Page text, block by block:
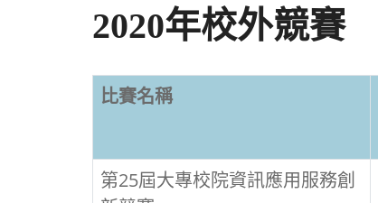
2020年校外競賽
比賽名稱
第25屆大專校院資訊應用服務創